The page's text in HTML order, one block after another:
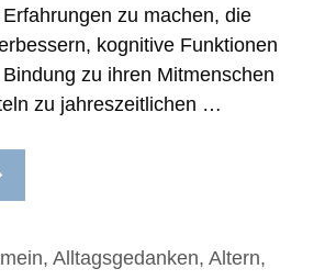
zu machen, die
kognitive Funktionen
zu ihren Mitmenschen
zu jahreszeitlichen …
, Alltagsgedanken, Altern,